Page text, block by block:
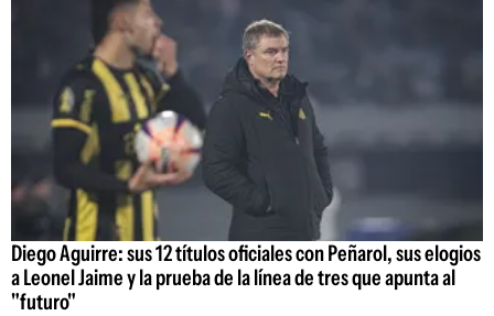
Diego Aguirre: sus 12 títulos oficiales con Peñarol, sus elogios
a Leonel Jaime y la prueba de la línea de tres que apunta al
"futuro"